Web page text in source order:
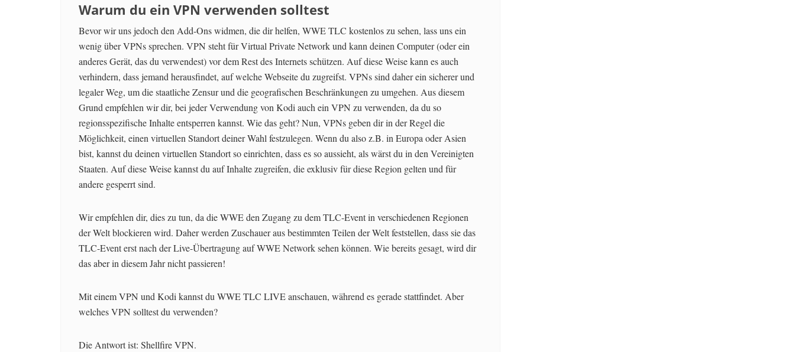
Warum du ein VPN verwenden solltest
Bevor wir uns jedoch den Add-Ons widmen, die dir helfen, WWE TLC kostenlos zu sehen, lass uns ein
wenig über VPNs sprechen. VPN steht für Virtual Private Network und kann deinen Computer (oder ein
anderes Gerät, das du verwendest) vor dem Rest des Internets schützen. Auf diese Weise kann es auch
verhindern, dass jemand herausfindet, auf welche Webseite du zugreifst. VPNs sind daher ein sicherer und
legaler Weg, um die staatliche Zensur und die geografischen Beschränkungen zu umgehen. Aus diesem
Grund empfehlen wir dir, bei jeder Verwendung von Kodi auch ein VPN zu verwenden, da du so
regionsspezifische Inhalte entsperren kannst. Wie das geht? Nun, VPNs geben dir in der Regel die
Möglichkeit, einen virtuellen Standort deiner Wahl festzulegen. Wenn du also z.B. in Europa oder Asien
bist, kannst du deinen virtuellen Standort so einrichten, dass es so aussieht, als wärst du in den Vereinigten
Staaten. Auf diese Weise kannst du auf Inhalte zugreifen, die exklusiv für diese Region gelten und für
andere gesperrt sind.
Wir empfehlen dir, dies zu tun, da die WWE den Zugang zu dem TLC-Event in verschiedenen Regionen
der Welt blockieren wird. Daher werden Zuschauer aus bestimmten Teilen der Welt feststellen, dass sie das
TLC-Event erst nach der Live-Übertragung auf WWE Network sehen können. Wie bereits gesagt, wird dir
das aber in diesem Jahr nicht passieren!
Mit einem VPN und Kodi kannst du WWE TLC LIVE anschauen, während es gerade stattfindet. Aber
welches VPN solltest du verwenden?
Die Antwort ist: Shellfire VPN.